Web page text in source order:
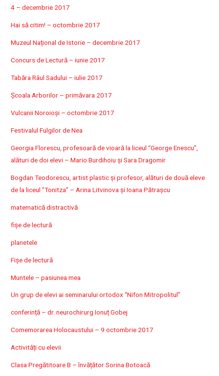
4 – decembrie 2017
Hai să citim! – octombrie 2017
Muzeul Național de Istorie – decembrie 2017
Concurs de Lectură – iunie 2017
Tabăra Râul Sadului – iulie 2017
Școala Arborilor – primăvara 2017
Vulcanii Noroioși – octombrie 2017
Festivalul Fulgilor de Nea
Georgia Florescu, profesoară de vioară la liceul “George Enescu”,
alături de doi elevi – Mario Burdihoiu și Sara Dragomir
Bogdan Teodorescu, artist plastic și profesor, alături de două eleve
de la liceul ”Tonitza” – Arina Litvinova și Ioana Pătrașcu
matematică distractivă
fișe de lectură
planetele
Fișe de lectură
Muntele – pasiunea mea
Un grup de elevi ai seminarului ortodox “Nifon Mitropolitul”
conferință – dr. neurochirurg Ionuț Gobej
Comemorarea Holocaustului – 9 octombrie 2017
Activități cu elevii
Clasa Pregătitoare B – învățător Sorina Botoacă